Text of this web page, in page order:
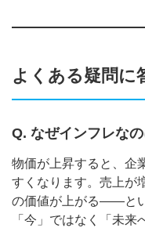
よくある疑問に
Q. なぜインフレな
物価が上昇すると、企
すくなります。売上が
の価値が上がる——と
「今」ではなく「未